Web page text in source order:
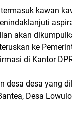
kawan
akan
ke
di Kantor
desa desa yang
Desa